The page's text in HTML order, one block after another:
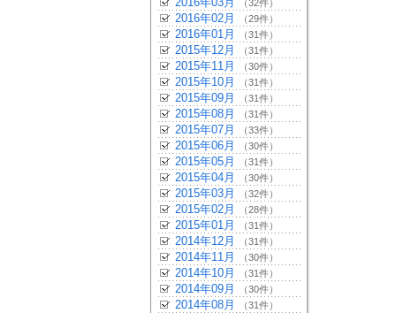
（32件）
2016年02月 （29件）
2016年01月 （31件）
2015年12月 （31件）
2015年11月 （30件）
2015年10月 （31件）
2015年09月 （31件）
2015年08月 （31件）
2015年07月 （33件）
2015年06月 （30件）
2015年05月 （31件）
2015年04月 （30件）
2015年03月 （32件）
2015年02月 （28件）
2015年01月 （31件）
2014年12月 （31件）
2014年11月 （30件）
2014年10月 （31件）
2014年09月 （30件）
2014年08月 （31件）